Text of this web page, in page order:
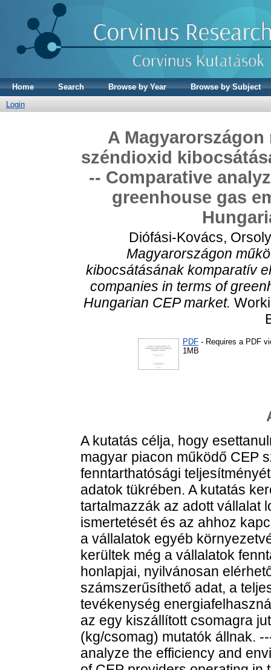
Home Search Browse by Year
Browse by Subject
Login
A
széndioxid
-- Comparative
greenhouse gas
Diófási-Kovács,
Magyarországon
kibocsátásának komparatív
companies in terms of
Hungarian CEP market.
PDF - Requires a PDF
1MB
A kutatás célja, hogy
magyar piacon működő CEP
fenntarthatósági
adatok tükrében. A kutatás
tartalmazzák az adott vállalat
ismertetését és az ahhoz
a vállalatok egyéb
kerültek még a vállalatok
honlapjai, nyilvánosan
számszerűsíthető adat, a
tevékenység
az egy kiszállított csomagra
(kg/csomag) mutatók állnak.
analyze the efficiency and